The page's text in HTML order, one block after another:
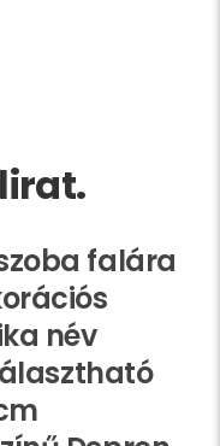
falára
név